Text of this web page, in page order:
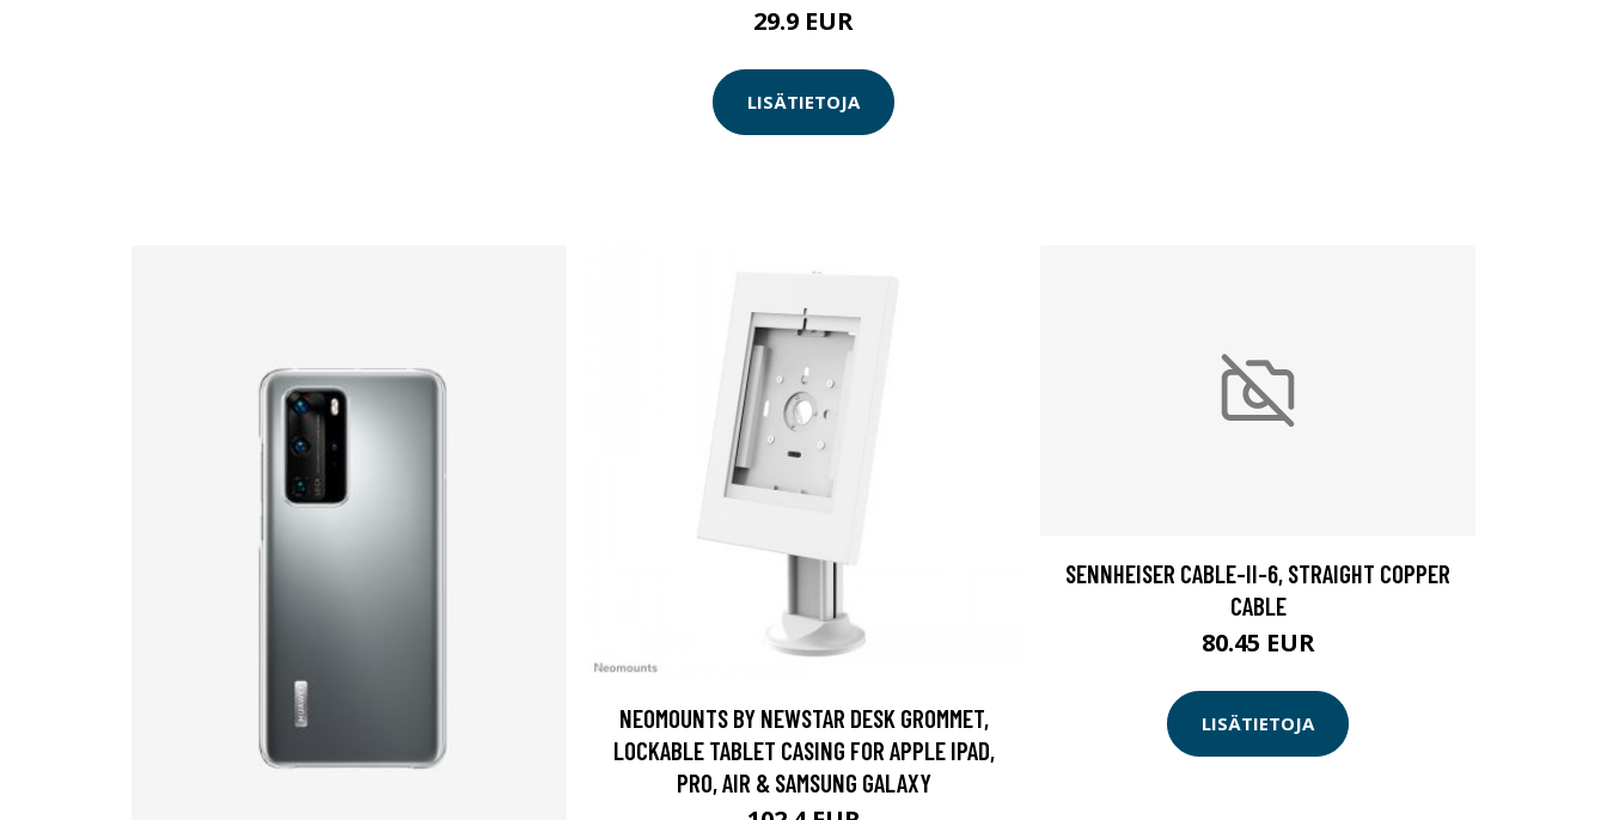
29.9 EUR
LISÄTIETOJA
NEOMOUNTS BY NEWSTAR DESK GROMMET,
LOCKABLE TABLET CASING FOR APPLE IPAD,
PRO, AIR & SAMSUNG GALAXY
SENNHEISER CABLE-II-6, STRAIGHT COPPER
CABLE
80.45 EUR
LISÄTIETOJA